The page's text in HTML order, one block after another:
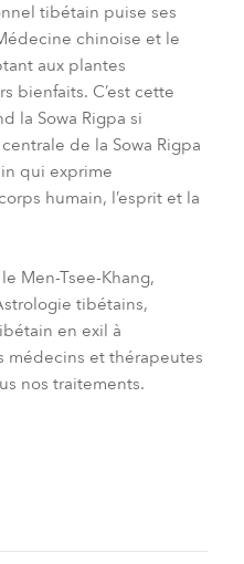
tibétain puise ses
chinoise et le
aux plantes
bienfaits. C’est cette
la Sowa Rigpa si
de la Sowa Rigpa
qui exprime
humain, l’esprit et la
Men-Tsee-Khang,
tibétains,
en exil à
médecins et thérapeutes
nos traitements.